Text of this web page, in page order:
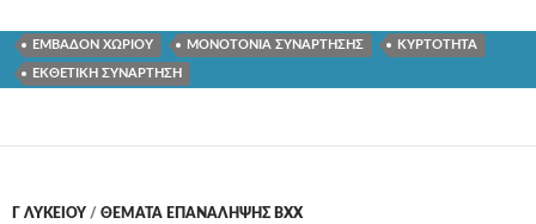
ΕΜΒΑΔΟΝ ΧΩΡΙΟΥ ΜΟΝΟΤΟΝΙΑ ΣΥΝΑΡΤΗΣΗΣ ΚΥΡΤΟΤΗΤΑ
ΕΚΘΕΤΙΚΗ ΣΥΝΑΡΤΗΣΗ
Γ ΛΥΚΕΊΟΥ / ΘΕΜΑΤΑ ΕΠΑΝΑΛΗΨΗΣ ΒΧΧ